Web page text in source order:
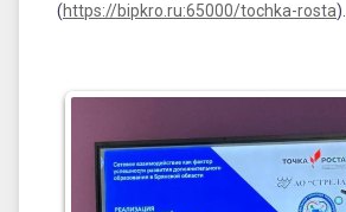
(https://bipkro.ru:65000/tochka-rosta).